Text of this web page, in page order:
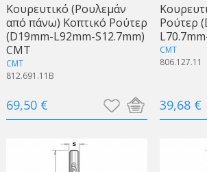
Κουρευτικό (Ρουλεμάν
από πάνω) Κοπτικό Ρούτερ
(D19mm-L92mm-S12.7mm)
CMT
CMT
812.691.11B
69,50 €
Ρούτερ
CMT
806.127.11
39,68 €